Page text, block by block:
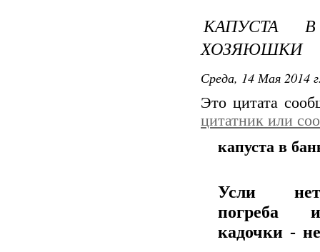
КАПУСТА
ХОЗЯЮШКИ
Среда, 14 Мая 2014
Это цитата
цитатник или
капуста в
Усли нет
погреба и
кадочки - не